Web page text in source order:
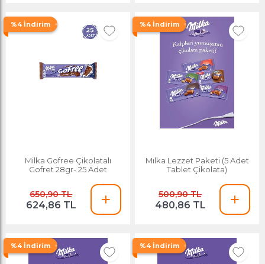
%4 İndirim
Milka Gofree Çikolatalı
Gofret 28gr- 25 Adet
650,90 TL
624,86 TL
%4 İndirim
Mılka Lezzet Paketi (5 Adet
Tablet Çikolata)
500,90 TL
480,86 TL
%4 İndirim %4 İndirim